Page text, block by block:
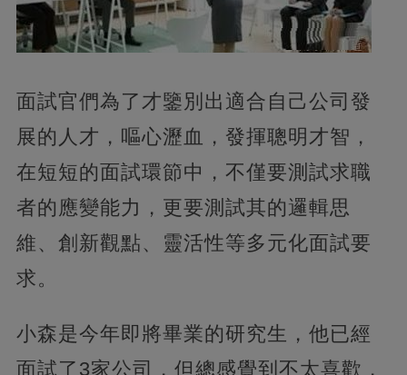
面試官們為了才鑒別出適合自己公司發
展的人才，嘔心瀝血，發揮聰明才智，
在短短的面試環節中，不僅要測試求職
者的應變能力，更要測試其的邏輯思
維、創新觀點、靈活性等多元化面試要
求。
小森是今年即將畢業的研究生，他已經
面試了3家公司，但總感覺到不太喜歡，